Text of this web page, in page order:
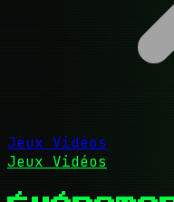
Jeux Vidéos
Jeux Vidéos